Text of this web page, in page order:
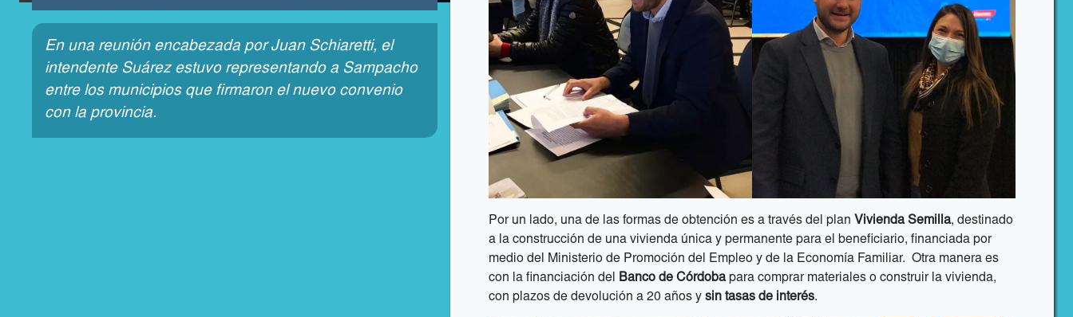
En una reunión encabezada por Juan Schiaretti, el
intendente Suárez estuvo representando a Sampacho
entre los municipios que firmaron el nuevo convenio
con la provincia.
Por un lado, una de las formas de obtención es a través del plan Vivienda Semilla, destinado
a la construcción de una vivienda única y permanente para el beneficiario, financiada por
medio del Ministerio de Promoción del Empleo y de la Economía Familiar. Otra manera es
con la financiación del
Banco de Córdobapara comprar materiales o construir la vivienda,
con plazos de devolución a 20 años y sin tasas de interés.